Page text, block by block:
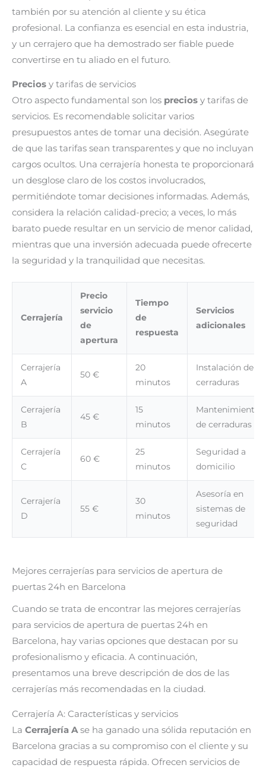
también por su atención al cliente y su ética
profesional. La confianza es esencial en esta industria,
y un cerrajero que ha demostrado ser fiable puede
convertirse en tu aliado en el futuro.
Precios y tarifas de servicios
Otro aspecto fundamental son los precios y tarifas de
servicios. Es recomendable solicitar varios
presupuestos antes de tomar una decisión. Asegúrate
de que las tarifas sean transparentes y que no incluyan
cargos ocultos. Una cerrajería honesta te proporcionará
un desglose claro de los costos involucrados,
permitiéndote tomar decisiones informadas. Además,
considera la relación calidad-precio; a veces, lo más
barato puede resultar en un servicio de menor calidad,
mientras que una inversión adecuada puede ofrecerte
la seguridad y la tranquilidad que necesitas.
Cerrajería
Precio
servicio
de
apertura
Tiempo
de
respuesta
Servicios
adicionales
Cerrajería
A
50 €
20
minutos
Instalación de
cerraduras
Cerrajería
B
45 €
15
minutos
Mantenimiento
de cerraduras
Cerrajería
C
60 €
25
minutos
Seguridad a
domicilio
Cerrajería
D
55 €
30
minutos
Asesoría en
sistemas de
seguridad
Mejores cerrajerías para servicios de apertura de
puertas 24h en Barcelona
Cuando se trata de encontrar las mejores cerrajerías
para servicios de apertura de puertas 24h en
Barcelona, hay varias opciones que destacan por su
profesionalismo y eficacia. A continuación,
presentamos una breve descripción de dos de las
cerrajerías más recomendadas en la ciudad.
Cerrajería A: Características y servicios
La Cerrajería Ase ha ganado una sólida reputación en
Barcelona gracias a su compromiso con el cliente y su
capacidad de respuesta rápida. Ofrecen servicios de